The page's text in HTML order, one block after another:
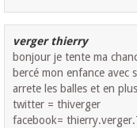
verger thierry
bonjour je tente ma
bercé mon enfance avec
arrete les balles et en
twitter = thiverger
facebook=